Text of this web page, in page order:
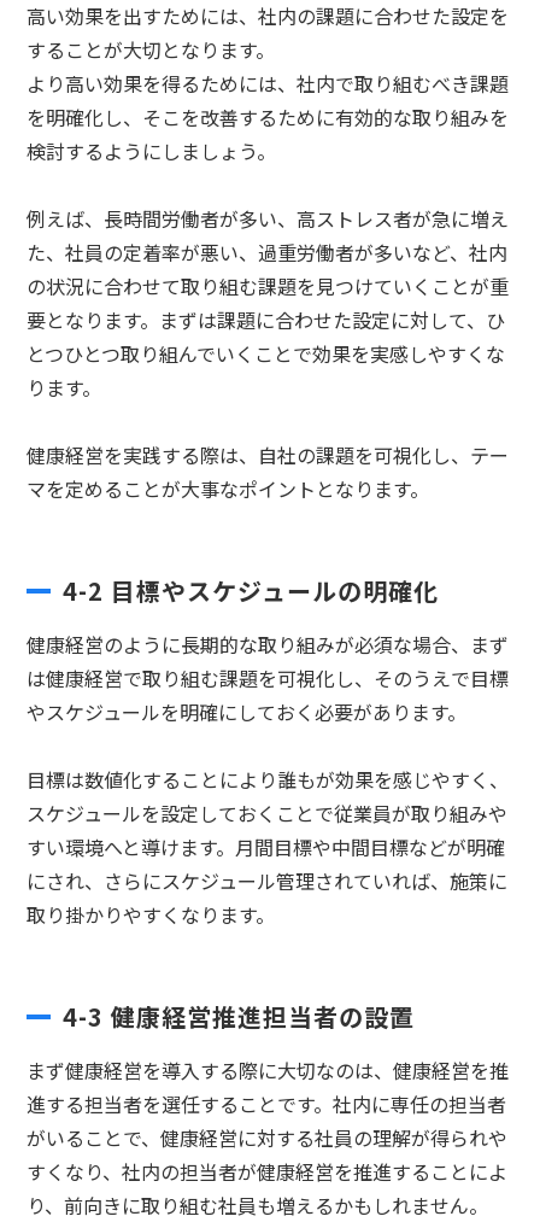
高い効果を出すためには、社内の課題に合わせた設定を
することが大切となります。
より高い効果を得るためには、社内で取り組むべき課題
を明確化し、そこを改善するために有効的な取り組みを
検討するようにしましょう。
例えば、長時間労働者が多い、高ストレス者が急に増え
た、社員の定着率が悪い、過重労働者が多いなど、社内
の状況に合わせて取り組む課題を見つけていくことが重
要となります。まずは課題に合わせた設定に対して、ひ
とつひとつ取り組んでいくことで効果を実感しやすくな
ります。
健康経営を実践する際は、自社の課題を可視化し、テー
マを定めることが大事なポイントとなります。
4-2 目標やスケジュールの明確化
健康経営のように長期的な取り組みが必須な場合、まず
は健康経営で取り組む課題を可視化し、そのうえで目標
やスケジュールを明確にしておく必要があります。
目標は数値化することにより誰もが効果を感じやすく、
スケジュールを設定しておくことで従業員が取り組みや
すい環境へと導けます。月間目標や中間目標などが明確
にされ、さらにスケジュール管理されていれば、施策に
取り掛かりやすくなります。
4-3 健康経営推進担当者の設置
まず健康経営を導入する際に大切なのは、健康経営を推
進する担当者を選任することです。社内に専任の担当者
がいることで、健康経営に対する社員の理解が得られや
すくなり、社内の担当者が健康経営を推進することによ
り、前向きに取り組む社員も増えるかもしれません。